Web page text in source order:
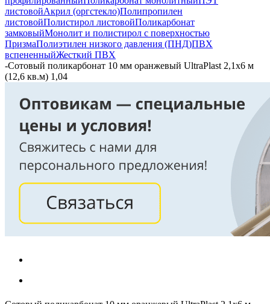
листовойАкрил (оргстекло)Полипропилен
листовойПолистирол листовойПоликарбонат
замковыйМонолит и полистирол с поверхностью
ПризмаПолиэтилен низкого давления (ПНД)ПВХ
вспененныйЖесткий ПВХ
-Сотовый поликарбонат 10 мм оранжевый UltraPlast 2,1х6 м
(12,6 кв.м) 1,04